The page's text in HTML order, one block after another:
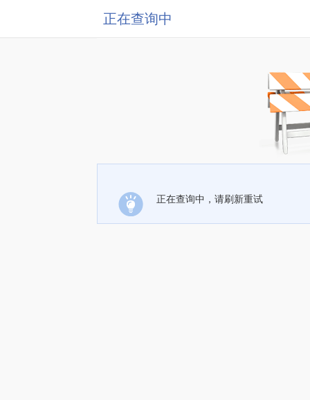
正在查询中
正在查询中，请刷新重试